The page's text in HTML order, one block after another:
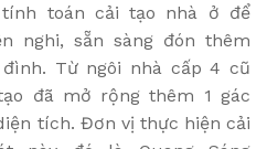
toán cải tạo nhà ở để
nghi, sẵn sàng đón thêm
Từ ngôi nhà cấp 4 cũ
đã mở rộng thêm 1 gác
tích. Đơn vị thực hiện cải